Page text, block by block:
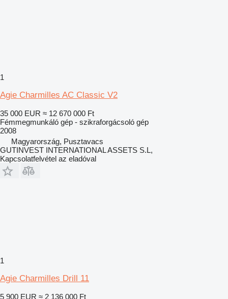
1
Agie Charmilles AC Classic V2
35 000 EUR ≈ 12 670 000 Ft
Fémmegmunkáló gép - szikraforgácsoló gép
2008
Magyarország, Pusztavacs
GUTINVEST INTERNATIONAL ASSETS S.L,
Kapcsolatfelvétel az eladóval
1
Agie Charmilles Drill 11
5 900 EUR ≈ 2 136 000 Ft